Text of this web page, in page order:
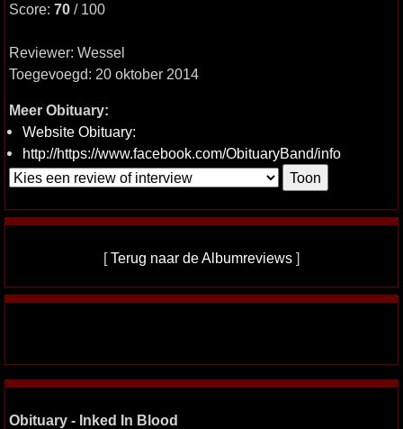
Score: 70 / 100
Reviewer: Wessel
Toegevoegd: 20 oktober 2014
Meer Obituary:
Website Obituary:
http://https://www.facebook.com/ObituaryBand/info
[Terug naar de Albumreviews ]
Obituary - Inked In Blood